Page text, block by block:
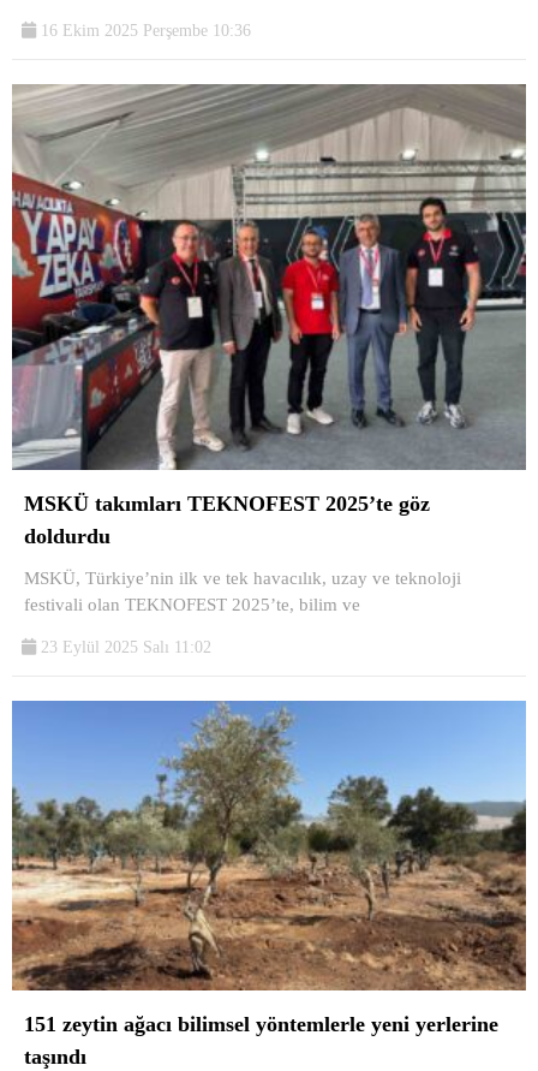
16 Ekim 2025 Perşembe 10:36
MSKÜ takımları TEKNOFEST 2025’te göz
doldurdu
MSKÜ, Türkiye’nin ilk ve tek havacılık, uzay ve teknoloji
festivali olan TEKNOFEST 2025’te, bilim ve
23 Eylül 2025 Salı 11:02
151 zeytin ağacı bilimsel yöntemlerle yeni yerlerine
taşındı